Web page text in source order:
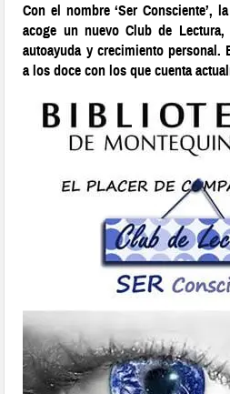
Con el nombre‘Ser Consciente’,
acoge un nuevo Club de
autoayudaycrecimiento personal.
a los doce con los que cuenta